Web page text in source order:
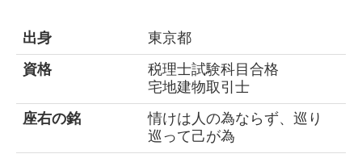
出身
東京都
資格
税理士試験科目合格
宅地建物取引士
座右の銘
情けは人の為ならず、巡り
巡って己が為